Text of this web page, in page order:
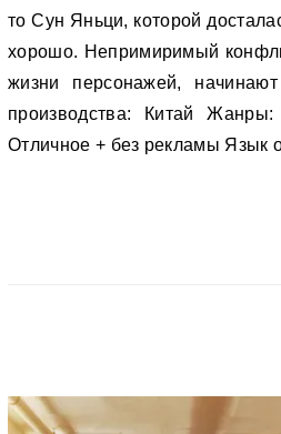
то Сун Яньци, которой
хорошо. Непримиримый
жизни персонажей,
производства: Китай
Отличное + без рекламы Язык